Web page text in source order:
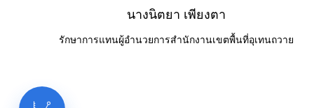
นางนิตยา เพียงตา
รักษาการแทนผู้อำนวยการสำนักงานเขตพื้นที่อุเทนถวาย